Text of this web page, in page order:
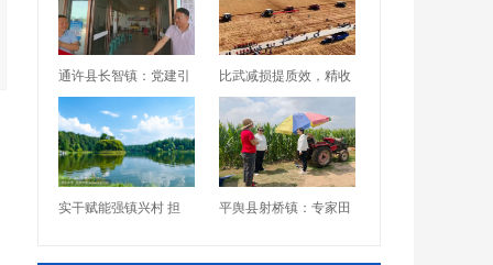
通许县长智镇：党建引 比武减损提质效，精收
实干赋能强镇兴村 担 平舆县射桥镇：专家田